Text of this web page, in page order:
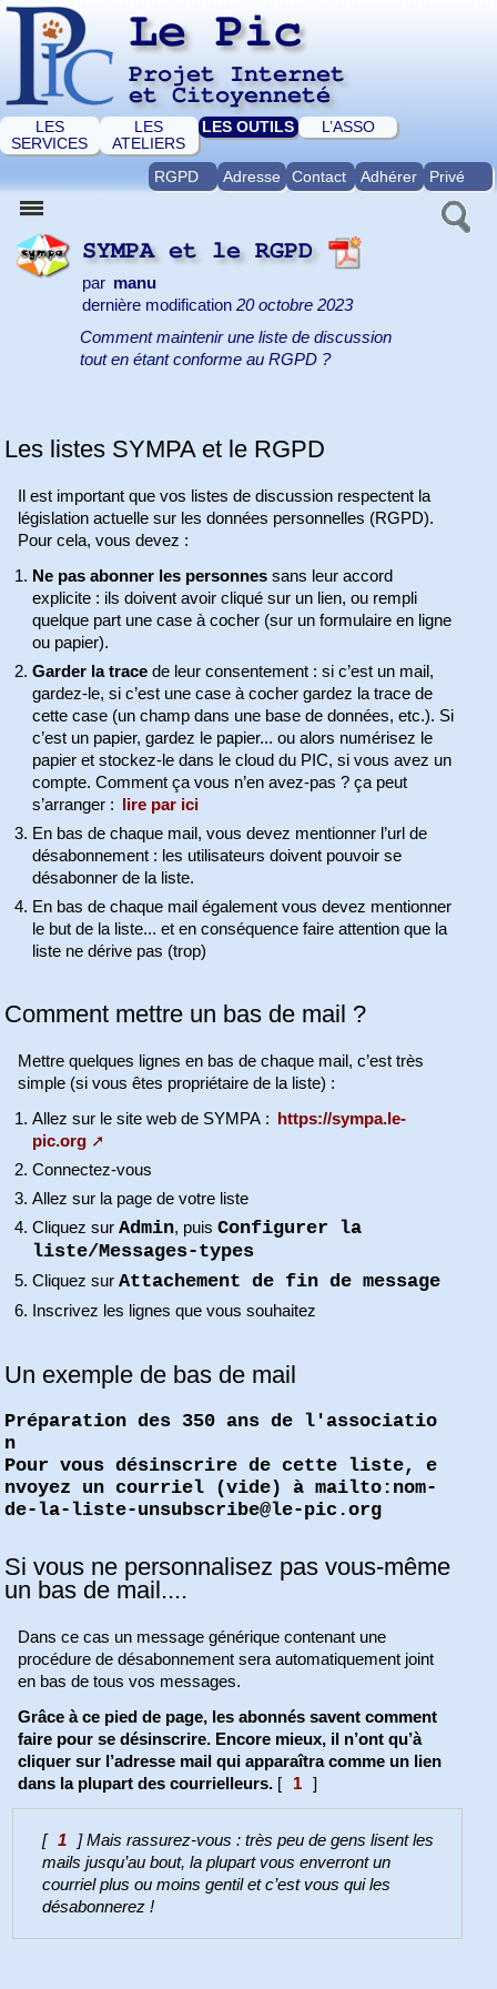
Le Pic
Projet Internet
et Citoyenneté
LES
SERVICES
LES
ATELIERS
LES OUTILS L’ASSO
RGPD Adresse Contact Adhérer Privé
SYMPA et le RGPD
par manu
dernière modification 20 octobre 2023
Comment maintenir une liste de discussion
tout en étant conforme au RGPD ?
Les listes SYMPA et le RGPD
Il est important que vos listes de discussion respectent la
législation actuelle sur les données personnelles (RGPD).
Pour cela, vous devez :
Ne pas abonner les personnes sans leur accord
explicite : ils doivent avoir cliqué sur un lien, ou rempli
quelque part une case à cocher (sur un formulaire en ligne
ou papier).
Garder la trace de leur consentement : si c’est un mail,
gardez-le, si c’est une case à cocher gardez la trace de
cette case (un champ dans une base de données, etc.). Si
c’est un papier, gardez le papier... ou alors numérisez le
papier et stockez-le dans le cloud du PIC, si vous avez un
compte. Comment ça vous n’en avez-pas ? ça peut
s’arranger :
lire par ici
En bas de chaque mail, vous devez mentionner l’url de
désabonnement : les utilisateurs doivent pouvoir se
désabonner de la liste.
En bas de chaque mail également vous devez mentionner
le but de la liste... et en conséquence faire attention que la
liste ne dérive pas (trop)
Comment mettre un bas de mail ?
Mettre quelques lignes en bas de chaque mail, c’est très
simple (si vous êtes propriétaire de la liste) :
Allez sur le site web de SYMPA :
https://sympa.le-
pic.org
Connectez-vous
Allez sur la page de votre liste
Cliquez surAdmin, puisConfigurer la
liste/Messages-types
Cliquez surAttachement de fin de message
Inscrivez les lignes que vous souhaitez
Un exemple de bas de mail
Préparation des 350 ans de l'associatio
n
Pour vous désinscrire de cette liste, e
nvoyez un courriel (vide) à mailto:nom-
de-la-liste-unsubscribe@le-pic.org
Si vous ne personnalisez pas vous-même
un bas de mail....
Dans ce cas un message générique contenant une
procédure de désabonnement sera automatiquement joint
en bas de tous vos messages.
Grâce à ce pied de page, les abonnés savent comment
faire pour se désinscrire. Encore mieux, il n’ont qu’à
cliquer sur l’adresse mail qui apparaîtra comme un lien
dans la plupart des courrielleurs. [ 1 ]
[ 1 ]Mais rassurez-vous : très peu de gens lisent les
mails jusqu’au bout, la plupart vous enverront un
courriel plus ou moins gentil et c’est vous qui les
désabonnerez !